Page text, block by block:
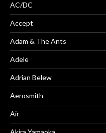
AC/DC
Accept
Adam & The Ants
Adele
Adrian Belew
Aerosmith
Air